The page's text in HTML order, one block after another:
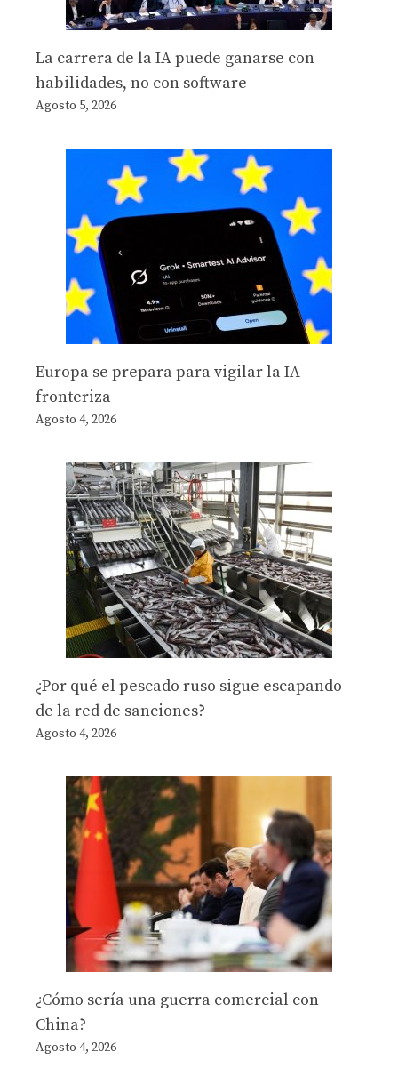
La carrera de la IA puede ganarse con
habilidades, no con software
Agosto 5, 2026
Europa se prepara para vigilar la IA
fronteriza
Agosto 4, 2026
¿Por qué el pescado ruso sigue escapando
de la red de sanciones?
Agosto 4, 2026
¿Cómo sería una guerra comercial con
China?
Agosto 4, 2026